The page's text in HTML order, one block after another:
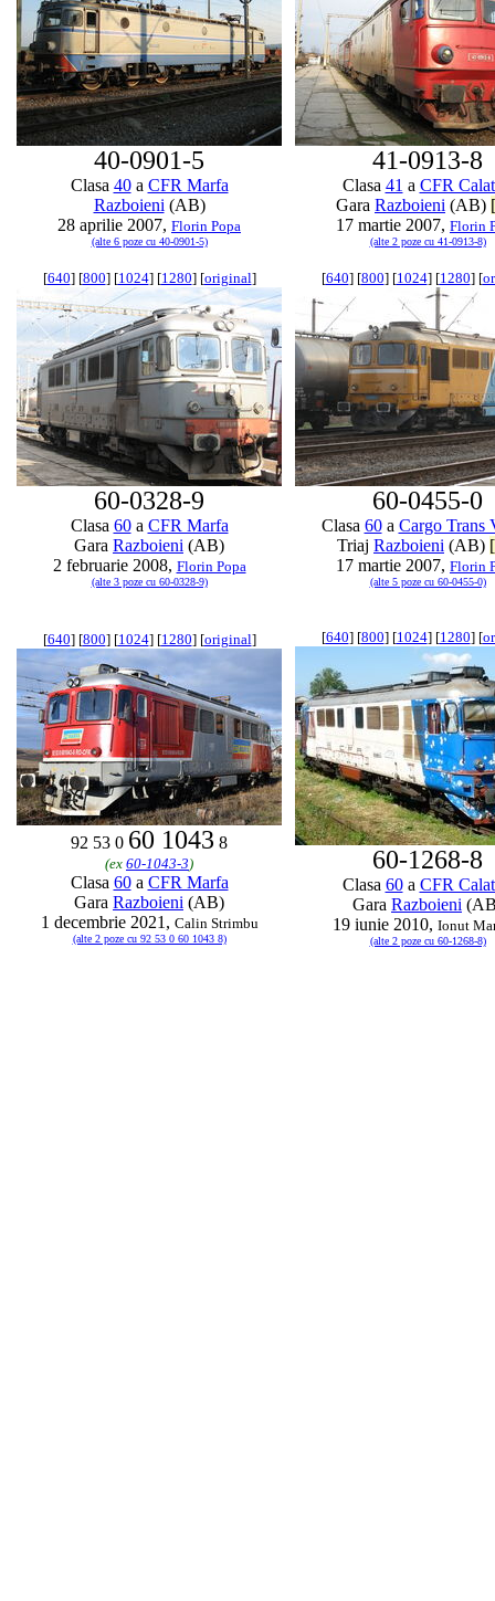
40-0901-5
Clasa 40a CFR Marfa
Razboieni (AB)
28 aprilie 2007, Florin Popa
(alte 6 poze cu 40-0901-5)
41-0913-8
Clasa 41 a CFR
Gara Razboieni (AB)
17 martie 2007, Florin
(alte 2 poze cu 41-0913-8)
[640] [800] [1024] [1280] [original]
60-0328-9
Clasa 60a CFR Marfa
Gara Razboieni (AB)
2 februarie 2008, Florin Popa
(alte 3 poze cu 60-0328-9)
[640] [800] [1024] [1280] [
60-0455-0
Clasa 60a Cargo Trans
Triaj Razboieni (AB)
17 martie 2007, Florin
(alte 5 poze cu 60-0455-0)
[640] [800] [1024] [1280] [original]
92 53 0 60 1043 8
(ex 60-1043-3)
Clasa 60a CFR Marfa
Gara Razboieni (AB)
1 decembrie 2021, Calin Strimbu
(alte 2 poze cu 92 53 0 60 1043 8)
[640] [800] [1024] [1280] [
60-1268-8
Clasa 60a CFR
Gara Razboieni
19 iunie 2010, Ionut
(alte 2 poze cu 60-1268-8)